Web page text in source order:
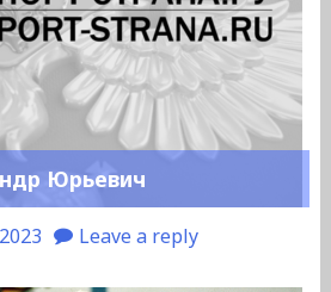
Юрьевич
Leave a reply